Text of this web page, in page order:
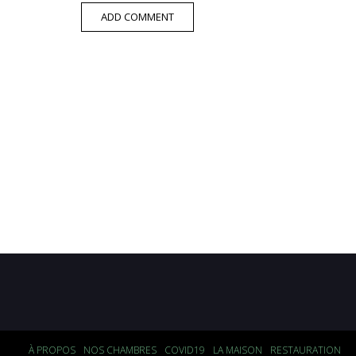
À PROPOS NOS CHAMBRES COVID19 LA MAISON RESTAURATION